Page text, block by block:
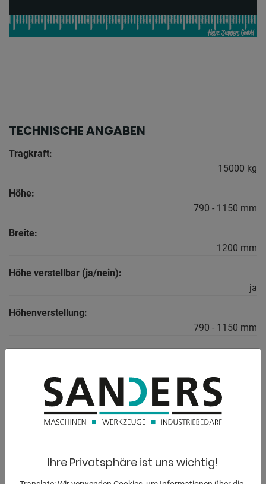
TECHNISCHE ANGABEN
Tragkraft:
15000 kg
Höhe:
790 - 1150 mm
Breite:
1200 mm
Höhe verstellbar (ja/nein):
ja
Höhenverstellung:
790 - 1150 mm
BESCHREIBUNG
Montagetisch,
Stahlbock, Arbeitsbock **
Ihre Privatsphäre ist uns wichtig!